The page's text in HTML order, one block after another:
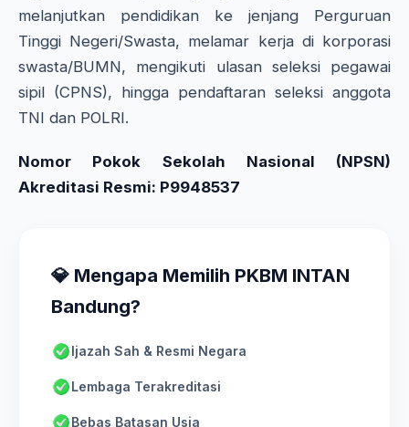
melanjutkan pendidikan ke jenjang Perguruan
Tinggi Negeri/Swasta, melamar kerja di korporasi
swasta/BUMN, mengikuti ulasan seleksi pegawai
sipil (CPNS), hingga pendaftaran seleksi anggota
TNI dan POLRI.
Nomor Pokok Sekolah Nasional (NPSN)
Akreditasi Resmi: P9948537
💎 Mengapa Memilih PKBM INTAN
Bandung?
Ijazah Sah & Resmi Negara
Lembaga Terakreditasi
Bebas Batasan Usia